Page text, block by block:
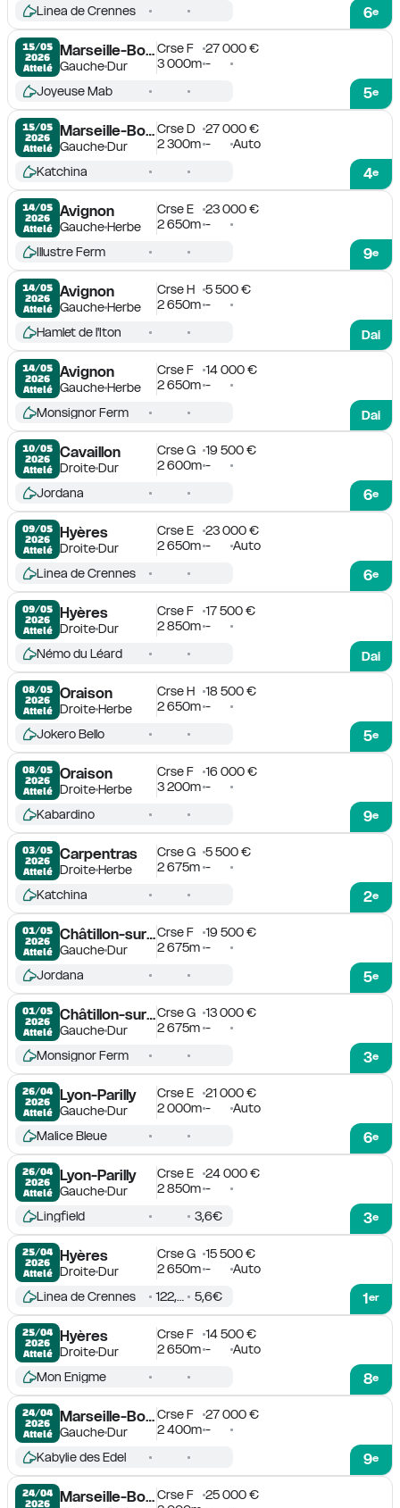
6e
Linea de Crennes
15/05
2026
Attelé
Marseille-Borély
GaucheDur
Crse F
27 000 €
3 000m -
5e
Joyeuse Mab
15/05
2026
Attelé
Marseille-Borély
GaucheDur
Crse D
27 000 €
2 300m - Auto
4e
Katchina
14/05
2026
Attelé
Avignon
GaucheHerbe
Crse E
23 000 €
2 650m -
9e
Illustre Ferm
14/05
2026
Attelé
Avignon
GaucheHerbe
Crse H
5 500 €
2 650m -
Dai
Hamlet de l'Iton
14/05
2026
Attelé
Avignon
GaucheHerbe
Crse F
14 000 €
2 650m -
Dai
Monsignor Ferm
10/05
2026
Attelé
Cavaillon
DroiteDur
Crse G
19 500 €
2 600m -
6e
Jordana
09/05
2026
Attelé
Hyères
DroiteDur
Crse E
23 000 €
2 650m - Auto
6e
Linea de Crennes
09/05
2026
Attelé
Hyères
DroiteDur
Crse F
17 500 €
2 850m -
Dai
Némo du Léard
08/05
2026
Attelé
Oraison
DroiteHerbe
Crse H
18 500 €
2 650m -
5e
Jokero Bello
08/05
2026
Attelé
Oraison
DroiteHerbe
Crse F
16 000 €
3 200m -
9e
Kabardino
03/05
2026
Attelé
Carpentras
DroiteHerbe
Crse G
5 500 €
2 675m -
2e
Katchina
01/05
2026
Attelé
Châtillon-sur-Chalaronne
GaucheDur
Crse F
19 500 €
2 675m -
5e
Jordana
01/05
2026
Attelé
Châtillon-sur-Chalaronne
GaucheDur
Crse G
13 000 €
2 675m -
3e
Monsignor Ferm
26/04
2026
Attelé
Lyon-Parilly
GaucheDur
Crse E
21 000 €
2 000m - Auto
6e
Malice Bleue
26/04
2026
Attelé
Lyon-Parilly
GaucheDur
Crse E
24 000 €
2 850m -
3e
Lingfield 3,6€
25/04
2026
Attelé
Hyères
DroiteDur
Crse G
15 500 €
2 650m - Auto
1er
Linea de Crennes 122,6€ 5,6€
25/04
2026
Attelé
Hyères
DroiteDur
Crse F
14 500 €
2 650m - Auto
8e
Mon Enigme
24/04
2026
Attelé
Marseille-Borély
GaucheDur
Crse F
27 000 €
2 400m -
9e
Kabylie des Edel
24/04
2026
Marseille-BorélyCrse F
25 000 €